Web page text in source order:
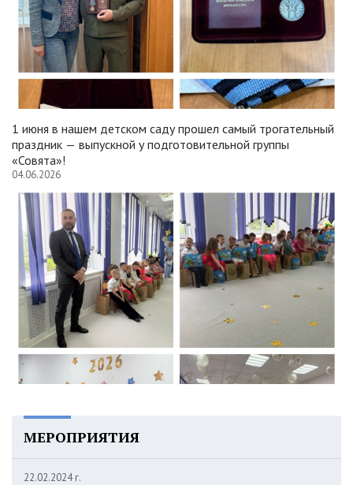
1 июня в нашем детском саду прошел самый трогательный
праздник — выпускной у подготовительной группы
«Совята»!
04.06.2026
МЕРОПРИЯТИЯ
22.02.2024 г.